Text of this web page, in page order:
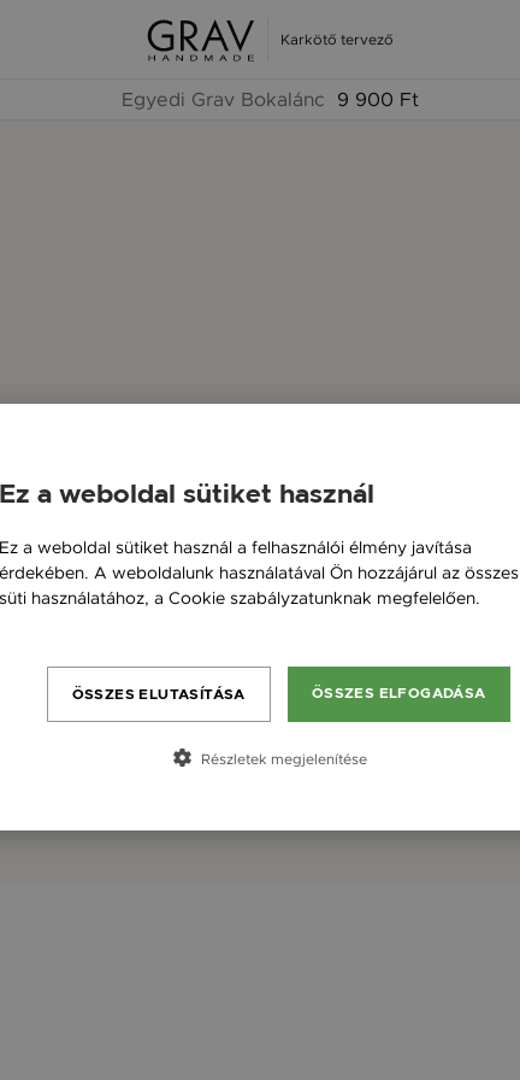
Karkötő tervező
Egyedi Grav Bokalánc 9 900 Ft
Ez a weboldal sütiket használ
Ez a weboldal sütiket használ a felhasználói élmény javítása
érdekében. A weboldalunk használatával Ön hozzájárul az összes
süti használatához, a Cookie szabályzatunknak megfelelően.
ÖSSZES ELFOGADÁSA
ÖSSZES ELUTASÍTÁSA
Részletek megjelenítése